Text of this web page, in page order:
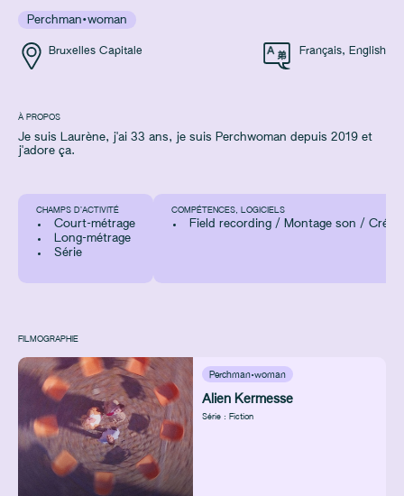
Bruxelles Capitale Français, English
Perchman·woman
À PROPOS
Je suis Laurène, j'ai 33 ans, je suis Perchwoman depuis 2019 et
j'adore ça.
CHAMPS D’ACTIVITÉ
Court-métrage
Long-métrage
Série
COMPÉTENCES, LOGICIELS
Field recording / Montage son /
FILMOGRAPHIE
Perchman·woman
Alien Kermesse
Série : Fiction